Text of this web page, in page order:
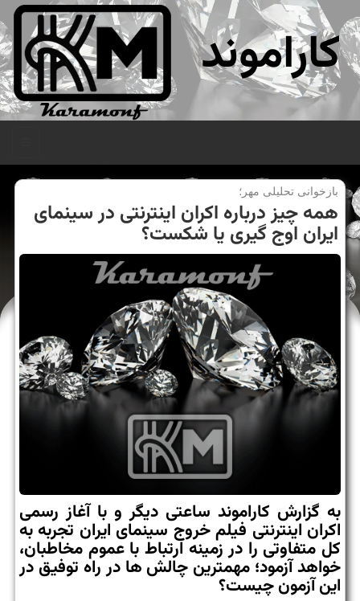
کاراموند
بازخوانی تحلیلی مهر؛
همه چیز درباره اكران اینترنتی در سینمای
ایران اوج گیری یا شكست؟
به گزارش كاراموند ساعتی دیگر و با آغاز رسمی
اكران اینترنتی فیلم خروج سینمای ایران تجربه به
كل متفاوتی را در زمینه ارتباط با عموم مخاطبان،
خواهد آزمود؛ مهمترین چالش ها در راه توفیق در
این آزمون چیست؟